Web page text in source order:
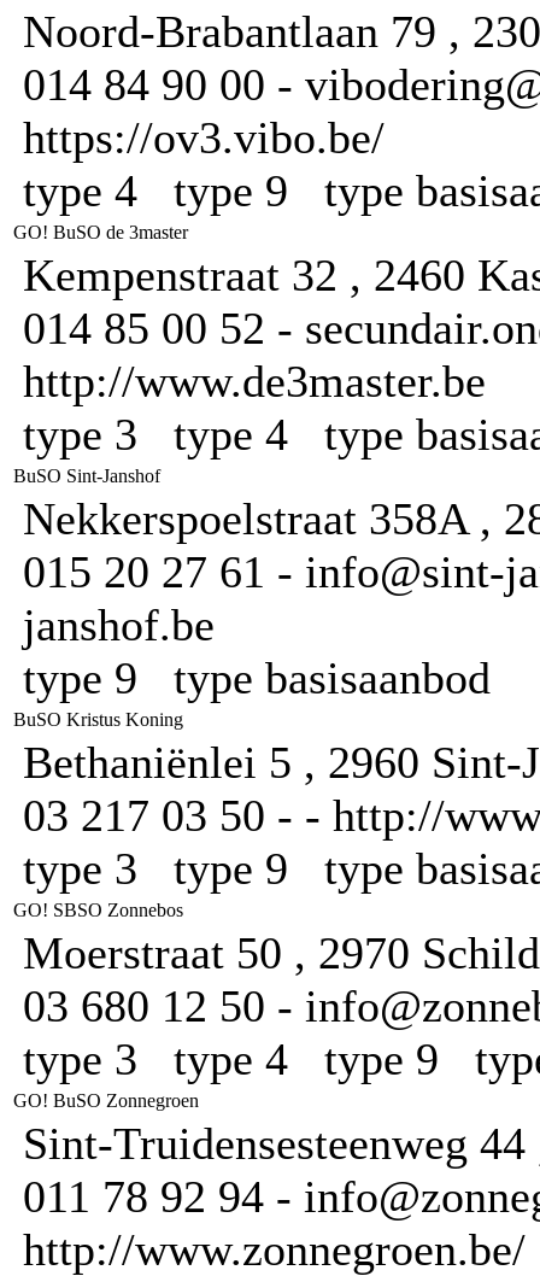
Noord-Brabantlaan 79 ,
014 84 90 00 -
https://ov3.vibo.be/
type 4 type 9 type
GO! BuSO de 3master
Kempenstraat 32 , 2460
014 85 00 52 -
http://www.de3master.be
type 3 type 4 type
BuSO Sint-Janshof
Nekkerspoelstraat 358A ,
015 20 27 61 - info@sint-
janshof.be
type 9 type basisaanbod
BuSO Kristus Koning
Bethaniënlei 5 , 2960
03 217 03 50 - - http://
type 3 type 9 type
GO! SBSO Zonnebos
Moerstraat 50 , 2970
03 680 12 50 -
type 3 type 4 type 9
GO! BuSO Zonnegroen
Sint-Truidensesteenweg
011 78 92 94 -
http://www.zonnegroen.be/